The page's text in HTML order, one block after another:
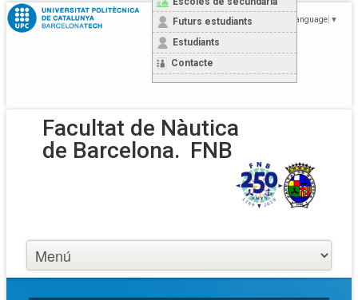
Select Language ▼
Futurs estudiants
Estudiants
Contacte
Facultat de Nàutica
de Barcelona. FNB